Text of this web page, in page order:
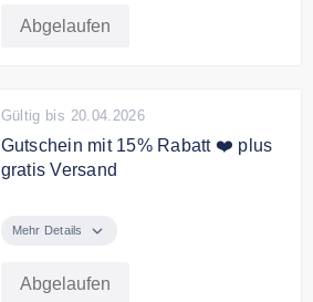
39€ MBW
Abgelaufen
Gültig bis 20.04.2026
Gutschein mit 15% Rabatt ❤️ plus
gratis Versand
auf das gesamte Sortiment und
Mehr Details
Abgelaufen